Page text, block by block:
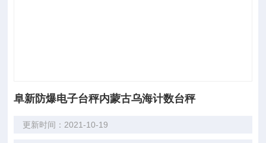
阜新防爆电子台秤内蒙古乌海计数台秤
更新时间：2021-10-19